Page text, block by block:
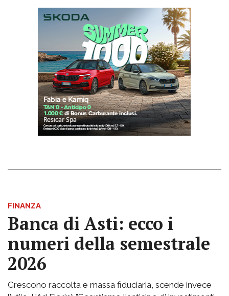
FINANZA
Banca di Asti: ecco i
numeri della semestrale
2026
Crescono raccolta e massa fiduciaria, scende invece